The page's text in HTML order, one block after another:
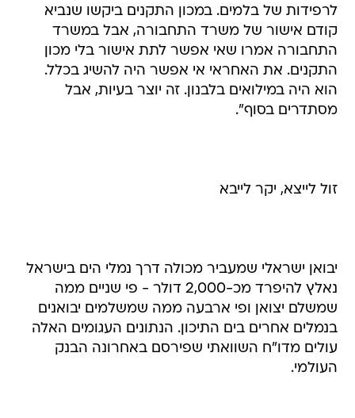
לרפידות של בלמים. במכון התקנים ביקשו שנביא
קודם אישור של משרד התחבורה, אבל במשרד
התחבורה אמרו שאי אפשר לתת אישור בלי מכון
התקנים. את האחראי אי אפשר היה להשיג בכלל.
הוא היה במילואים בלבנון. זה יוצר בעיות, אבל
מסתדרים בסוף".
זול לייצא, יקר לייבא
יבואן ישראלי שמעביר מכולה דרך נמלי הים בישראל
נאלץ להיפרד מכ-2,000 דולר - פי שניים ממה
שמשלם יצואן ופי ארבעה ממה שמשלמים יבואנים
בנמלים אחרים בים התיכון. הנתונים העגומים האלה
עולים מדו"ח השוואתי שפירסם באחרונה הבנק
העולמי.